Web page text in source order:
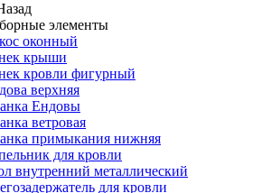
элементы
оконный
крыши
кровли фигурный
верхняя
Ендовы
ветровая
примыкания нижняя
для кровли
внутренний металлический
для кровли